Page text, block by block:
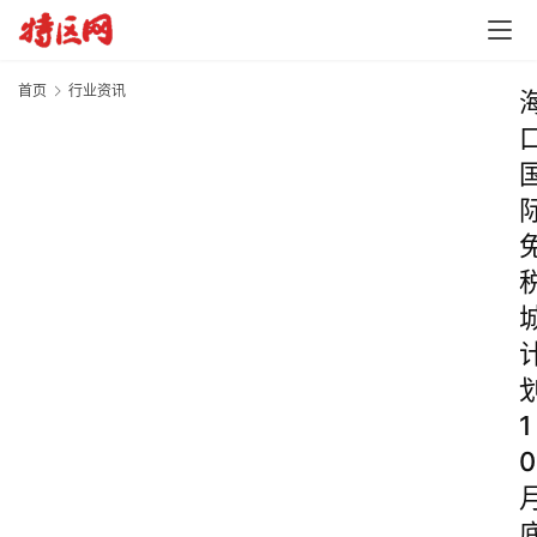
首页 行业资讯
1
0